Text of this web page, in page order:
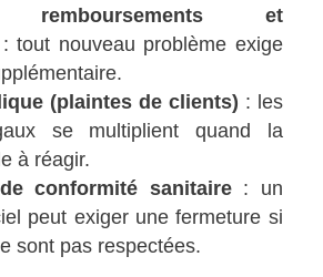
remboursements et
: tout nouveau problème exige
(plaintes de clients) : les
se multiplient quand la
à réagir.
conformité sanitaire: un
peut exiger une fermeture si
sont pas respectées.